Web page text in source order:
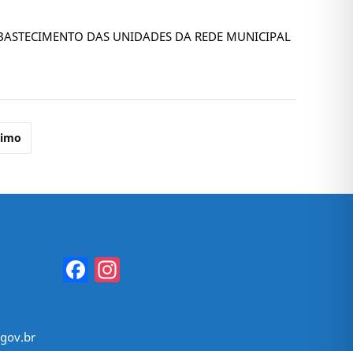
DAS UNIDADES DA REDE MUNICIPAL
Facebook